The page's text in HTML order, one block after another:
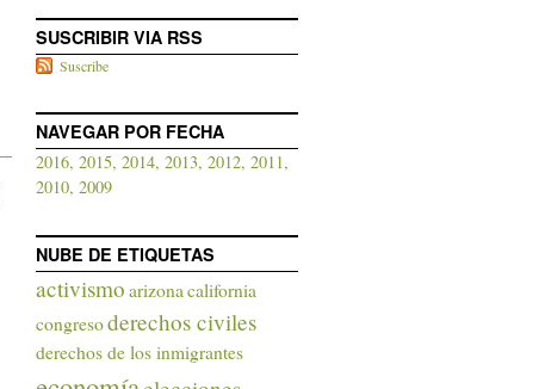
SUSCRIBIR VIA RSS
Suscribe
NAVEGAR POR FECHA
2016, 2015, 2014, 2013, 2012, 2011,
2010, 2009
NUBE DE ETIQUETAS
activismo arizonacalifornia
congresoderechos civiles
derechos de los inmigrantes